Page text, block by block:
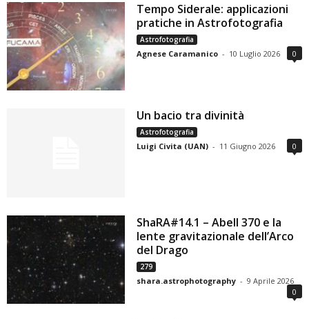
Tempo Siderale: applicazioni
pratiche in Astrofotografia
Astrofotografia
Agnese Caramanico - 10 Luglio 2026 0
Un bacio tra divinità
Astrofotografia
Luigi Civita (UAN) - 11 Giugno 2026 0
ShaRA#14.1 – Abell 370 e la
lente gravitazionale dell’Arco
del Drago
279
shara.astrophotography - 9 Aprile 2026
0